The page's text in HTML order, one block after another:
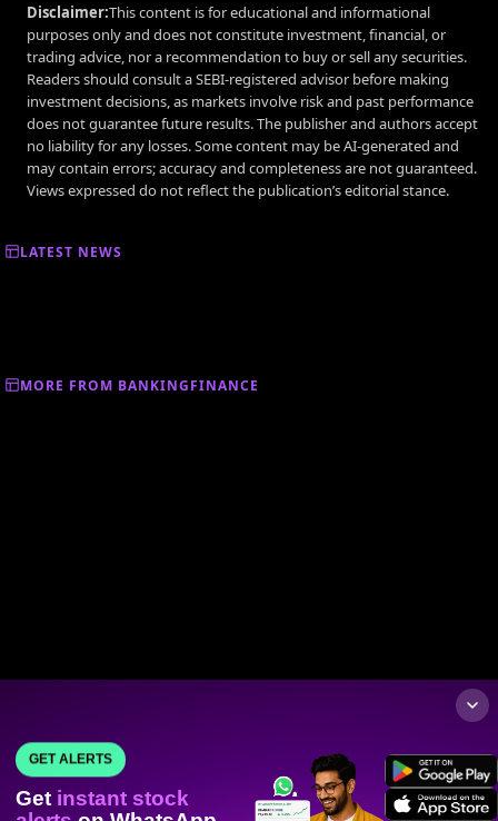
Disclaimer:This content is for educational and informational
purposes only and does not constitute investment, financial, or
trading advice, nor a recommendation to buy or sell any securities.
Readers should consult a SEBI-registered advisor before making
investment decisions, as markets involve risk and past performance
does not guarantee future results. The publisher and authors accept
no liability for any losses. Some content may be AI-generated and
may contain errors; accuracy and completeness are not guaranteed.
Views expressed do not reflect the publication’s editorial stance.
LATEST NEWS
MORE FROM BANKINGFINANCE
GET ALERTS
Get instant stock